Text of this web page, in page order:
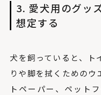
3. 愛犬用のグッ
想定する
犬を飼っていると、ト
りや脚を拭くためのウ
トペーパー、ペット